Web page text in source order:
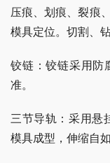
压痕、划痕、裂痕
模具定位。切割、
铰链：铰链采用防
准。
三节导轨：采用悬
模具成型，伸缩自